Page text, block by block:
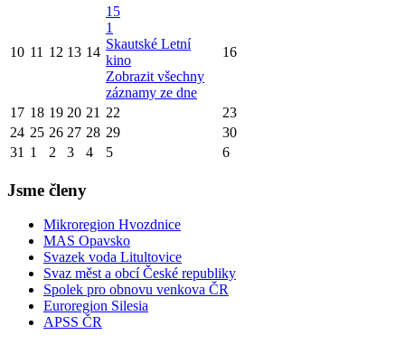
10 11 12 13 14
15
1
Skautské Letní
kino
Zobrazit všechny
záznamy ze dne
16
17 18 19 20 21 22
23
24 25 26 27 28 29
30
31 1 2 3 4 5 6
Jsme členy
Mikroregion Hvozdnice
MAS Opavsko
Svazek voda Litultovice
Svaz měst a obcí České republiky
Spolek pro obnovu venkova ČR
Euroregion Silesia
APSS ČR